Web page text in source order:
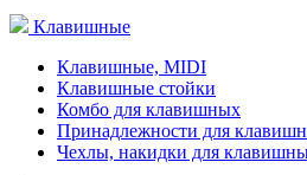
Клавишные
Клавишные, MIDI
Клавишные стойки
Комбо для клавишных
Принадлежности для
Чехлы, накидки для